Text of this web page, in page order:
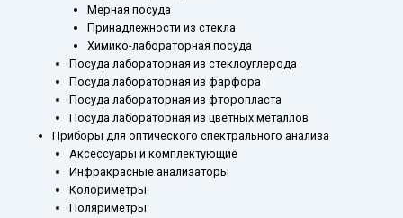
Мерная посуда
Принадлежности из стекла
Химико-лабораторная посуда
Посуда лабораторная из стеклоуглерода
Посуда лабораторная из фарфора
Посуда лабораторная из фторопласта
Посуда лабораторная из цветных металлов
Приборы для оптического спектрального анализа
Аксессуары и комплектующие
Инфракрасные анализаторы
Колориметры
Поляриметры